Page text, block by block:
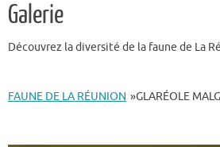
Galerie
Découvrez la diversité de la faune de La
FAUNE DE LA RÉUNION »GLARÉOLE